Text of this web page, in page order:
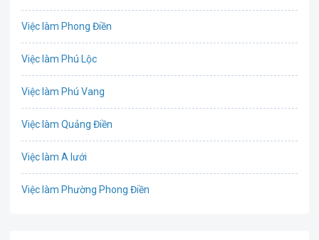
Việc làm Phong Điền
Việc làm Phú Lộc
Việc làm Phú Vang
Việc làm Quảng Điền
Việc làm A lưới
Việc làm Phường Phong Điền